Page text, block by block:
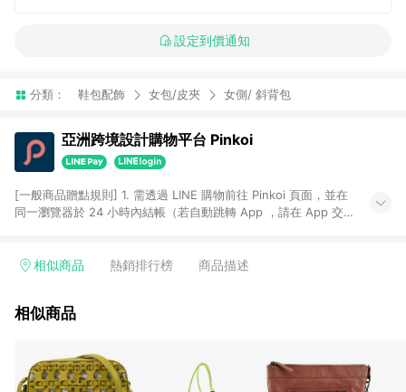
設定到價通知
分類： 鞋包配飾 女包/皮夾 女側/ 斜背包
亞洲跨境設計購物平台 Pinkoi
[一般商品贈點規則] 1. 需透過 LINE 購物前往 Pinkoi 頁面，並在
同一瀏覽器於 24 小時內結帳（若自動跳轉 App ，請在 App 交
回饋訂單不得享有 Pinkoi 站方優惠，例如首購優惠，P coins，
行為，不具贈點資格，部分退款不在此限。 6. APP 請更新至
運費，攤位費等不具贈點資格。 9. LINE 購物站上之商品規格、
顏色、價位、贈品如與 Pinkoi 商品資訊頁及購物車不符，以
相似商品 熱銷排行榜 商品描述
相似商品